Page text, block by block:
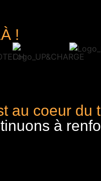
!
au coeur du
à